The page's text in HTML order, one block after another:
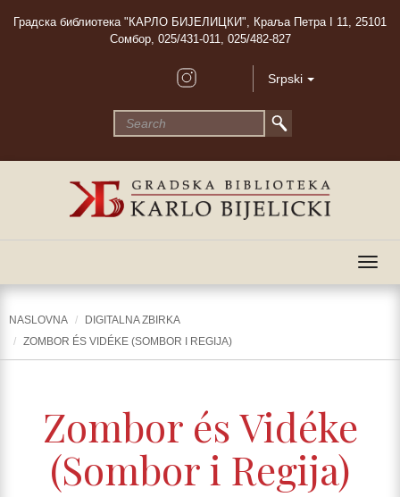
Градска библиотека "КАРЛО БИЈЕЛИЦКИ", Краља Петра I 11, 25101
Сомбор, 025/431-011, 025/482-827
Srpski
NASLOVNA
DIGITALNA ZBIRKA
ZOMBOR ÉS VIDÉKE (SOMBOR I REGIJA)
Zombor és Vidéke
(Sombor i Regija)